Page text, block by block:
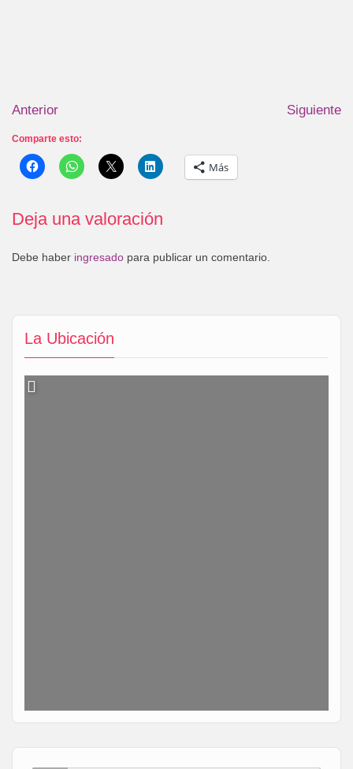
La Ubicación
Anterior Siguiente
Comparte esto:
Más
Deja una valoración
Debe haber ingresado para publicar un comentario.